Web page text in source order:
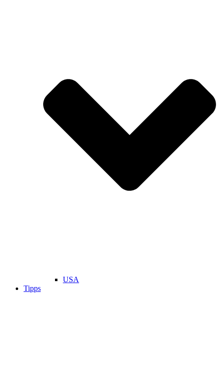
USA
Tipps